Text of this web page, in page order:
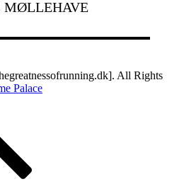
MØLLEHAVE
All Rights
Palace